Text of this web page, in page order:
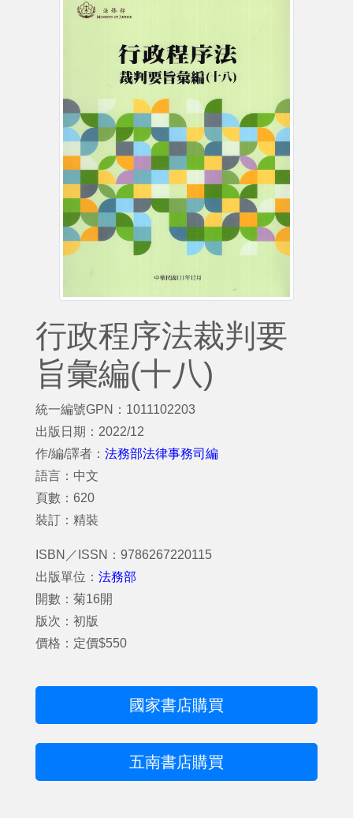
行政程序法裁判要
旨彙編(十八)
統一編號GPN：1011102203
出版日期：2022/12
作/編/譯者： 法務部法律事務司編
語言：中文
頁數：620
裝訂：精裝
ISBN／ISSN：9786267220115
出版單位： 法務部
開數：菊16開
版次：初版
價格：定價$550
國家書店購買
五南書店購買